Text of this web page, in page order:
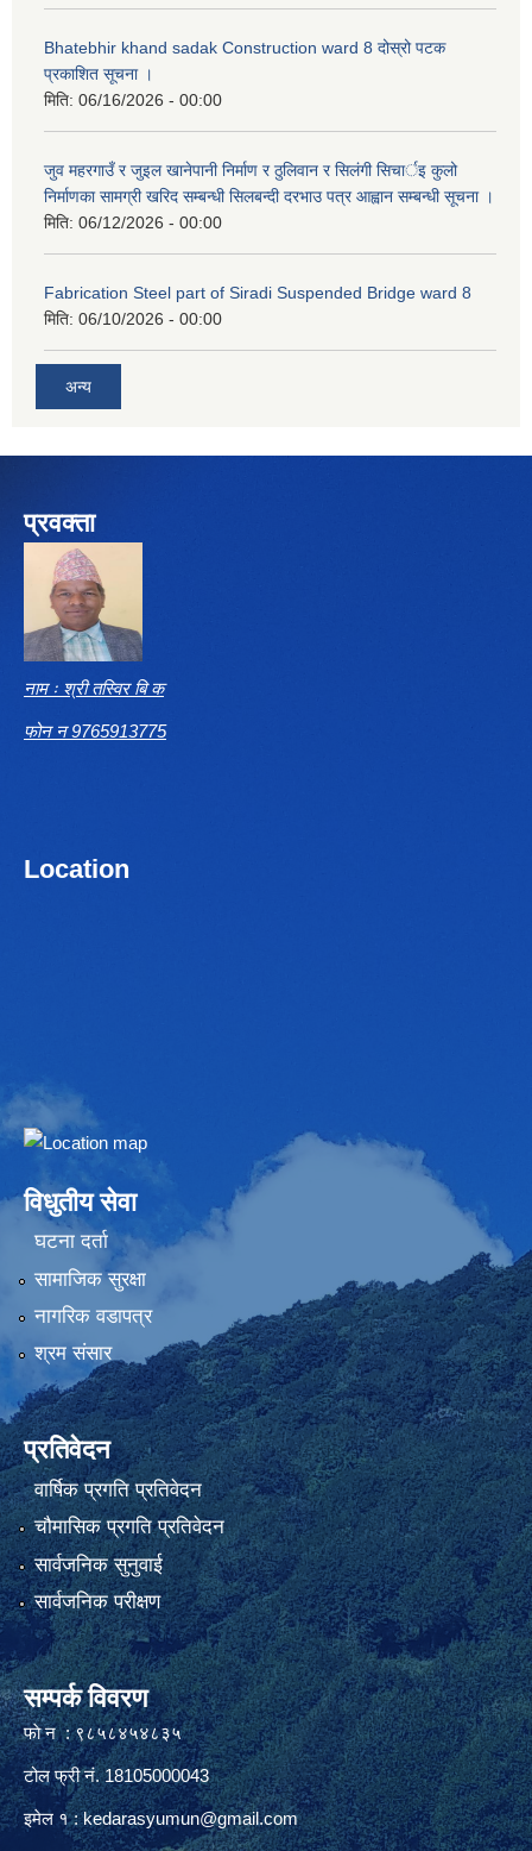
Bhatebhir khand sadak Construction ward 8 दोस्रो पटक
प्रकाशित सूचना ।
मिति: 06/16/2026 - 00:00
जुव महरगाउँ र जुइल खानेपानी निर्माण र ठुलिवान र सिलंगी सिचार्इ कुलो
निर्माणका सामग्री खरिद सम्बन्धी सिलबन्दी दरभाउ पत्र आह्वान सम्बन्धी सूचना ।
मिति: 06/12/2026 - 00:00
Fabrication Steel part of Siradi Suspended Bridge ward 8
मिति: 06/10/2026 - 00:00
अन्य
प्रवक्ता
नाम ः श्री तस्विर बि क
फोन न 9765913775
Location
Embed Google Map
विधुतीय सेवा
घटना दर्ता
सामाजिक सुरक्षा
नागरिक वडापत्र
श्रम संसार
प्रतिवेदन
वार्षिक प्रगति प्रतिवेदन
चौमासिक प्रगति प्रतिवेदन
सार्वजनिक सुनुवाई
सार्वजनिक परीक्षण
सम्पर्क विवरण
फाे न : ९८५८४५४८३५
टोल फ्री नं. 18105000043
इमेल १ :kedarasyumun@gmail.com